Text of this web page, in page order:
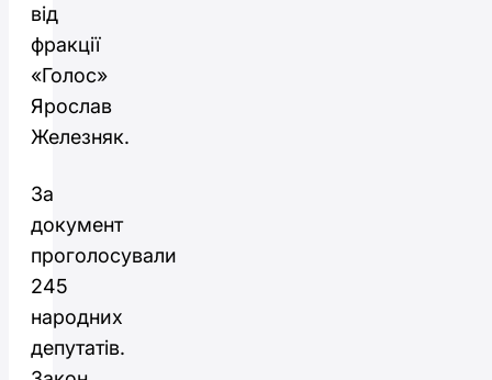
від
фракції
«Голос»
Ярослав
Железняк.
За
документ
проголосували
245
народних
депутатів.